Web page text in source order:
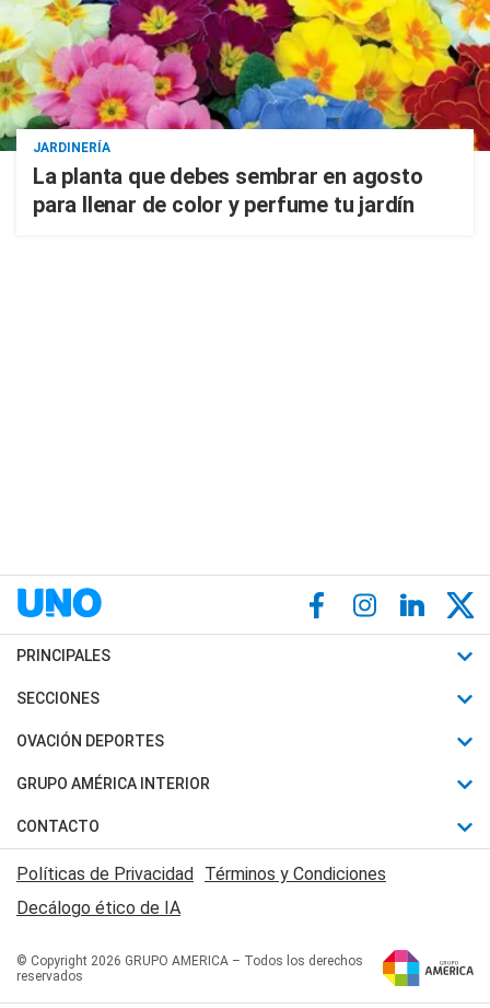
JARDINERÍA
La planta que debes sembrar en agosto
para llenar de color y perfume tu jardín
PRINCIPALES
Últimas Noticias
Política
Judiciales
Economia
SECCIONES
Horóscopo
Motores
Trucos caseros
Series y Películas
Edictos y Solicitadas
OVACIÓN DEPORTES
Fútbol
Mundial
Automovilismo
Rugby
Básquet
GRUPO AMÉRICA INTERIOR
Canal 7 en Vivo
San Juan 8
CONTACTO
Acerca de Nosotros
Contactanos
Políticas de Privacidad Términos y Condiciones
Decálogo ético de IA
© Copyright 2026 GRUPO AMERICA – Todos los derechos
reservados